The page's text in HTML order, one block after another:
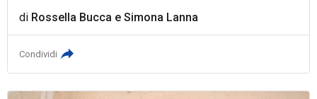
di Rossella Bucca eSimona Lanna
Condividi